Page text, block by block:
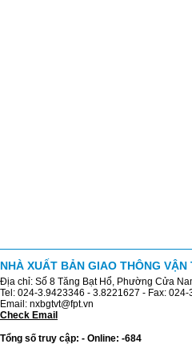
NHÀ XUẤT BẢN GIAO THÔNG VẬN
Địa chỉ: Số 8 Tăng Bạt Hổ, Phường Cửa
Tel: 024-3.9423346 - 3.8221627 - Fax:
Email: nxbgtvt@fpt.vn
Check Email
Tổng số truy cập: - Online: -684